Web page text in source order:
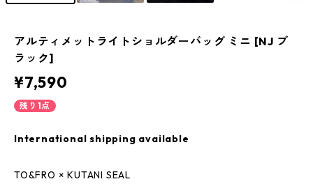
アルティメットライトショルダーバッグ ミニ [NJ ブ
ラック]
¥7,590
残り1点
International shipping available
TO&FRO × KUTANI SEAL